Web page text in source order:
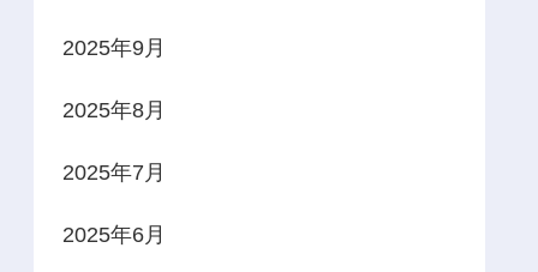
2025年9月
2025年8月
2025年7月
2025年6月